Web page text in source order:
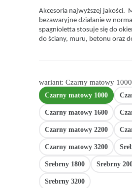
Akcesoria najwyższej jakości.
bezawaryjne działanie w
spagnioletta stosuje się do
do ściany, muru, betonu oraz
wariant: Czarny matowy 1000
Czarny matowy 1000
Czarny matowy 1600
Czarny matowy 2200
Czarny matowy 3200
Srebrny 1800 Srebrny
Srebrny 3200